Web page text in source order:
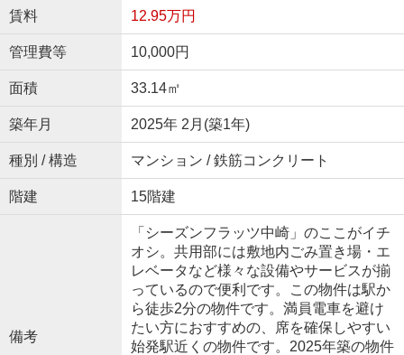
賃料 12.95万円
管理費等 10,000円
面積 33.14㎡
築年月 2025年 2月(築1年)
種別 / 構造 マンション / 鉄筋コンクリート
階建 15階建
備考
「シーズンフラッツ中崎」のここがイチ
オシ。共用部には敷地内ごみ置き場・エ
レベータなど様々な設備やサービスが揃
っているので便利です。この物件は駅か
ら徒歩2分の物件です。満員電車を避け
たい方におすすめの、席を確保しやすい
始発駅近くの物件です。2025年築の物件